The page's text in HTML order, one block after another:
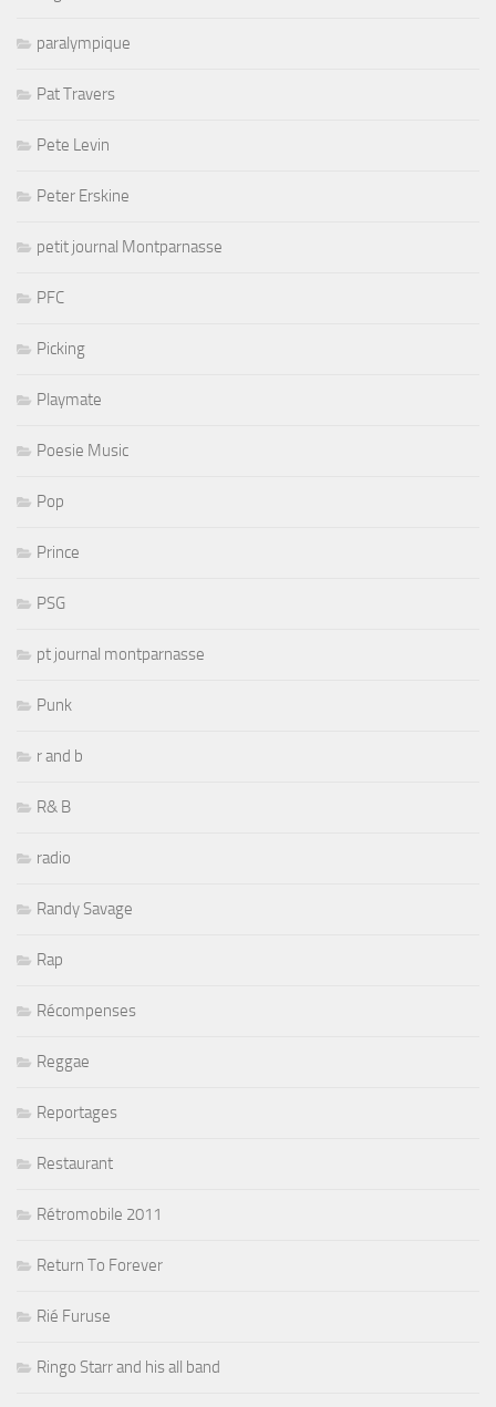
paralympique
Pat Travers
Pete Levin
Peter Erskine
petit journal Montparnasse
PFC
Picking
Playmate
Poesie Music
Pop
Prince
PSG
pt journal montparnasse
Punk
r and b
R& B
radio
Randy Savage
Rap
Récompenses
Reggae
Reportages
Restaurant
Rétromobile 2011
Return To Forever
Rié Furuse
Ringo Starr and his all band